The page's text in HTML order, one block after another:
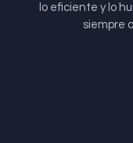
lo eficiente y lo
siempre